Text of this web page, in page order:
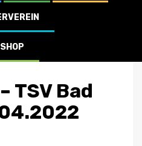
16:00 Uhr
TSV Bad